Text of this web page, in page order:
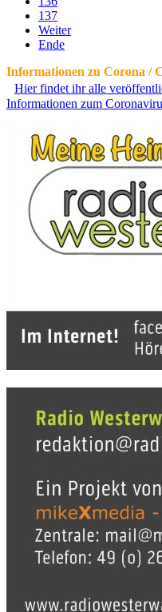
137
Weiter
Ende
Informationen zu Corona /
Hier findet ihr alle
Informationen zum